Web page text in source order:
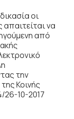
οι
να
από
την
Κοινής
26-10-2017